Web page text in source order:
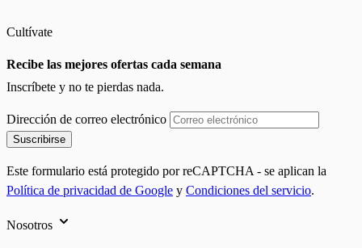
Cultívate
Recibe las mejores ofertas cada semana
Inscríbete y no te pierdas nada.
Dirección de correo electrónico
Suscribirse
Este formulario está protegido por reCAPTCHA - se aplican la
Política de privacidad de Google y Condiciones del servicio.
Nosotros